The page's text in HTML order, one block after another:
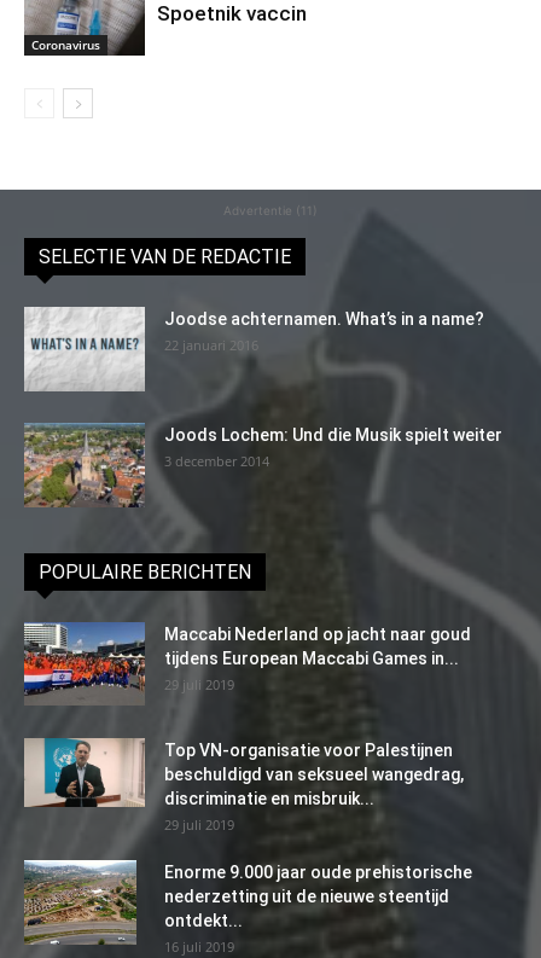
Coronavirus
Spoetnik vaccin
Advertentie (11)
SELECTIE VAN DE REDACTIE
Joodse achternamen. What’s in a name?
22 januari 2016
Joods Lochem: Und die Musik spielt weiter
3 december 2014
POPULAIRE BERICHTEN
Maccabi Nederland op jacht naar goud
tijdens European Maccabi Games in...
29 juli 2019
Top VN-organisatie voor Palestijnen
beschuldigd van seksueel wangedrag,
discriminatie en misbruik...
29 juli 2019
Enorme 9.000 jaar oude prehistorische
nederzetting uit de nieuwe steentijd
ontdekt...
16 juli 2019